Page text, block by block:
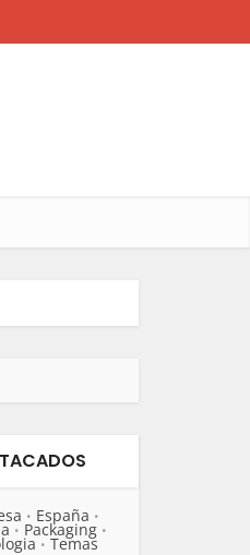
• España •
• Packaging •
• Temas